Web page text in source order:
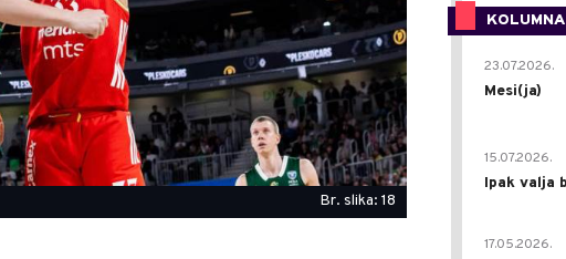
Br. slika: 18
23.07.2026.
Mesi(ja)
15.07.2026.
Ipak valja
17.05.2026.